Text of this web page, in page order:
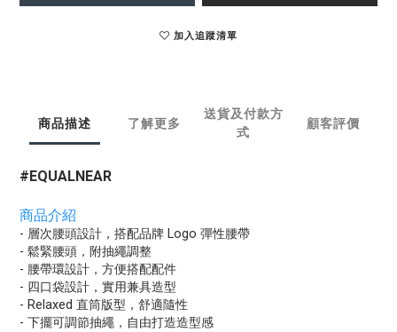
加入追蹤清單
商品描述 了解更多
送貨及付款方
式
顧客評價
#EQUALNEAR
商品介紹
- 層次腰頭設計，搭配品牌 Logo 彈性腰帶
- 鬆緊腰頭，附抽繩調整
- 腰帶環設計，方便搭配配件
- 四口袋設計，實用兼具造型
- Relaxed 直筒版型，舒適隨性
- 下擺可調節抽繩，自由打造造型感